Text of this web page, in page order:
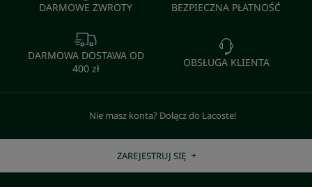
DARMOWE ZWROTY BEZPIECZNA PŁATNOŚĆ
DARMOWA DOSTAWA OD
400 zł
OBSŁUGA KLIENTA
Nie masz konta? Dołącz do Lacoste!
ZAREJESTRUJ SIĘ